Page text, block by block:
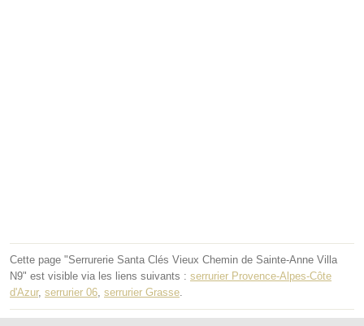
Cette page "Serrurerie Santa Clés Vieux Chemin de Sainte-Anne Villa
N9" est visible via les liens suivants : serrurier Provence-Alpes-Côte
d'Azur, serrurier 06, serrurier Grasse.